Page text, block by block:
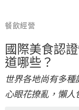
餐飲經營
國際美食認
道哪些？
世界各地尚有多
心眼花撩亂，懶人